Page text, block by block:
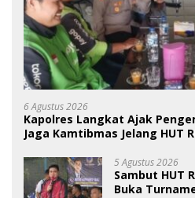
6 Agustus 2026
Kapolres Langkat Ajak
Jaga Kamtibmas Jelang HUT
5 Agustus 2026
Sambut HUT
Buka